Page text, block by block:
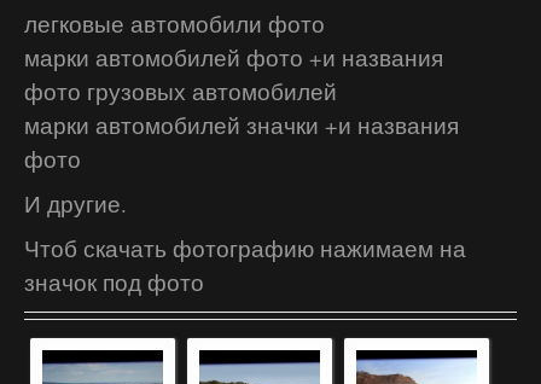
легковые автомобили фото
марки автомобилей фото +и названия
фото грузовых автомобилей
марки автомобилей значки +и названия
фото
И другие.
Чтоб скачать фотографию нажимаем на
значок под фото